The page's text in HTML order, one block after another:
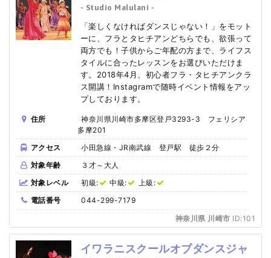
- Studio Malulani -
「楽しくなければダンスじゃない！」をモット
ーに、フラとタヒチアンどちらでも、欲張って
両方でも！子供からご年配の方まで、ライフス
タイルに合ったレッスンをお選びいただけま
す。2018年4月、初心者フラ・タヒチアンクラ
ス開講！Instagramで随時イベント情報をアッ
プしております。
住所
神奈川県川崎市多摩区登戸3293-3 フェリシア
多摩201
アクセス
小田急線・JR南武線 登戸駅 徒歩２分
対象年齢
３才～大人
対象レベル
初級: 中級:
上級:
電話番号
044-299-7179
神奈川県 川崎市 ID:101
イワラニスクールオブダンスジャ